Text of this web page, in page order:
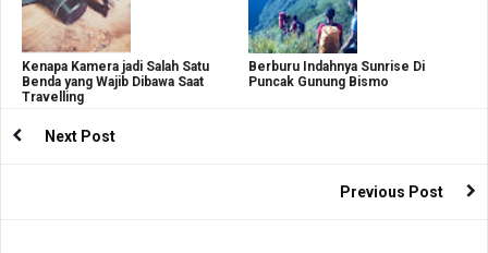
Kenapa Kamera jadi Salah Satu
Benda yang Wajib Dibawa Saat
Travelling
Berburu Indahnya Sunrise Di
Puncak Gunung Bismo
Next Post
Previous Post